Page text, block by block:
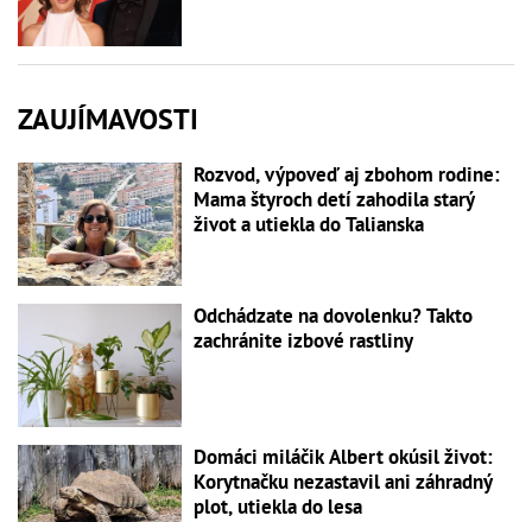
ZAUJÍMAVOSTI
Rozvod, výpoveď aj zbohom rodine:
Mama štyroch detí zahodila starý
život a utiekla do Talianska
Odchádzate na dovolenku? Takto
zachránite izbové rastliny
Domáci miláčik Albert okúsil život:
Korytnačku nezastavil ani záhradný
plot, utiekla do lesa